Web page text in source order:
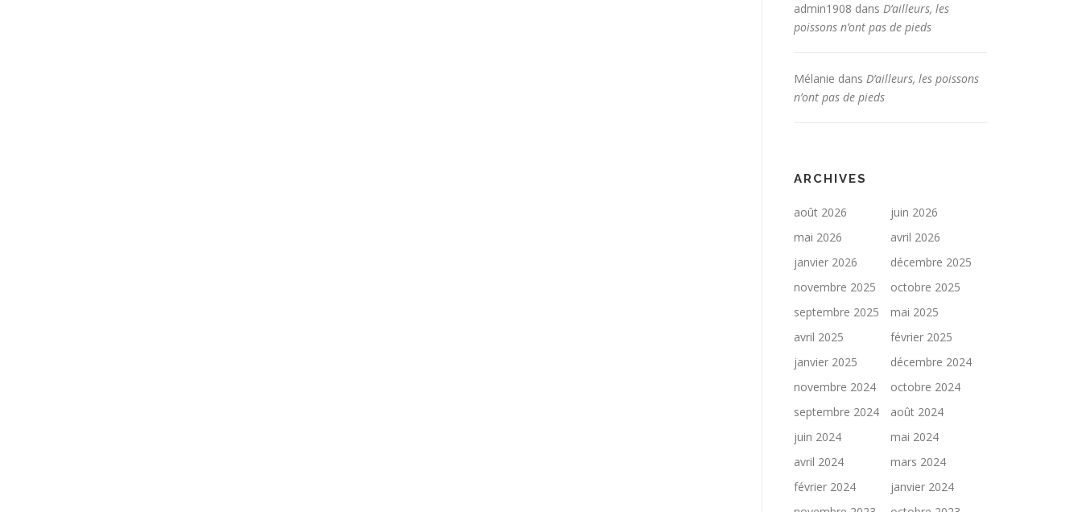
admin1908 dans D’ailleurs, les
poissons n’ont pas de pieds
Mélanie dans D’ailleurs, les poissons
n’ont pas de pieds
ARCHIVES
août 2026
juin 2026
mai 2026
avril 2026
janvier 2026
décembre 2025
novembre 2025
octobre 2025
septembre 2025
mai 2025
avril 2025
février 2025
janvier 2025
décembre 2024
novembre 2024
octobre 2024
septembre 2024
août 2024
juin 2024
mai 2024
avril 2024
mars 2024
février 2024
janvier 2024